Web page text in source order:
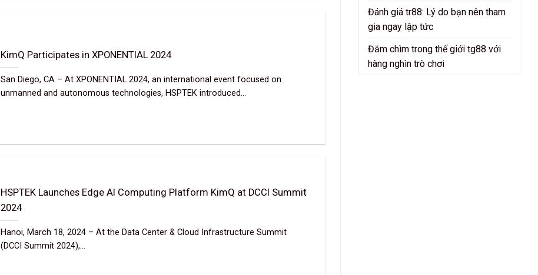
KimQ Participates in XPONENTIAL 2024
San Diego, CA – At XPONENTIAL 2024, an international event focused on
unmanned and autonomous technologies, HSPTEK introduced...
HSPTEK Launches Edge AI Computing Platform KimQ at DCCI Summit
2024
Hanoi, March 18, 2024 – At the Data Center & Cloud Infrastructure Summit
(DCCI Summit 2024),...
Đánh giá tr88: Lý do bạn nên tham
gia ngay lập tức
Đắm chìm trong thế giới tg88 với
hàng nghìn trò chơi